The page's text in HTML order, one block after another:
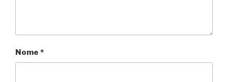
Nome *